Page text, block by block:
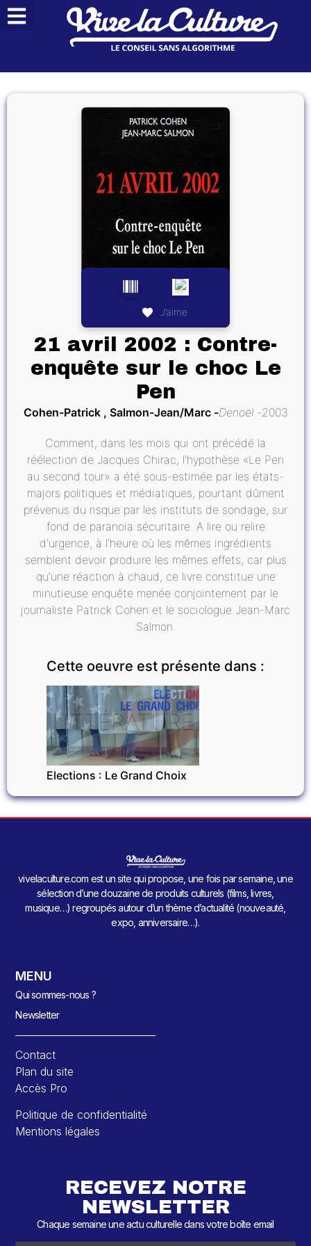
J’aime
21 avril 2002 : Contre-
enquête sur le choc Le
Pen
Cohen-Patrick , Salmon-Jean/Marc Denoël 2003
Comment, dans les mois qui ont précédé la
réélection de Jacques Chirac, l'hypothèse «Le Pen
au second tour» a été sous-estimée par les états-
majors politiques et médiatiques, pourtant dûment
prévenus du risque par les instituts de sondage, sur
fond de paranoïa sécuritaire. A lire ou relire
d'urgence, à l'heure où les mêmes ingrédients
semblent devoir produire les mêmes effets, car plus
qu'une réaction à chaud, ce livre constitue une
minutieuse enquête menée conjointement par le
journaliste Patrick Cohen et le sociologue Jean-Marc
Salmon.
Cette oeuvre est présente dans :
LITTÉRATURE
Elections : Le Grand Choix
vivelaculture.com est un site qui propose, une fois par semaine, une
sélection d’une douzaine de produits culturels (films, livres,
musique…) regroupés autour d’un thème d’actualité (nouveauté,
expo, anniversaire…).
MENU
Qui sommes-nous ?
Newsletter
Contact
Plan du site
Accès Pro
Politique de confidentialité
Mentions légales
RECEVEZ NOTRE
NEWSLETTER
Chaque semaine une actu culturelle dans votre boîte email